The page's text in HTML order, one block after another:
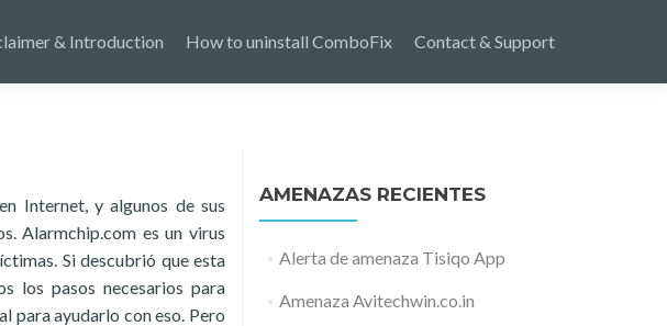
& Introduction How to uninstall ComboFix Contact & Support
Internet, y algunos de sus
Alarmchip.com es un virus
Si descubrió que esta
los pasos necesarios para
para ayudarlo con eso. Pero
AMENAZAS RECIENTES
Alerta de amenaza Tisiqo App
Amenaza Avitechwin.co.in